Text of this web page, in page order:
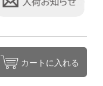
カートに入れる